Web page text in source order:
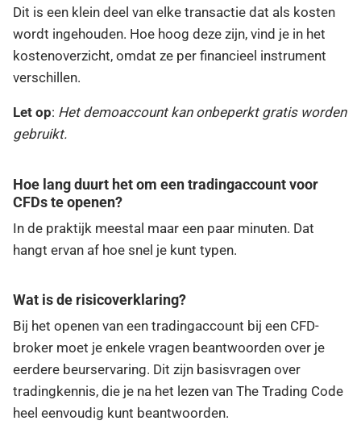
Dit is een klein deel van elke transactie dat als kosten
wordt ingehouden. Hoe hoog deze zijn, vind je in het
kostenoverzicht, omdat ze per financieel instrument
verschillen.
Let op: Het demoaccount kan onbeperkt gratis worden
gebruikt.
Hoe lang duurt het om een tradingaccount voor
CFDs te openen?
In de praktijk meestal maar een paar minuten. Dat
hangt ervan af hoe snel je kunt typen.
Wat is de risicoverklaring?
Bij het openen van een tradingaccount bij een CFD-
broker moet je enkele vragen beantwoorden over je
eerdere beurservaring. Dit zijn basisvragen over
tradingkennis, die je na het lezen van The Trading Code
heel eenvoudig kunt beantwoorden.